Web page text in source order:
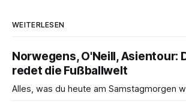
WEITERLESEN
Norwegens, O'Neill, Asientour:
redet die Fußballwelt
Alles, was du heute am Samstagmorgen